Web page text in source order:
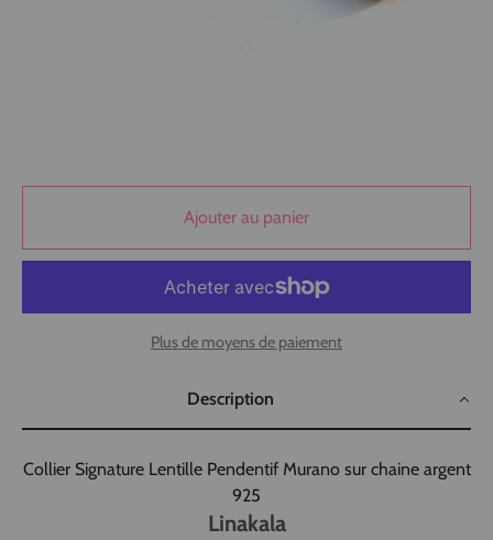
Ajouter au panier
Plus de moyens de paiement
Description
Collier Signature Lentille Pendentif Murano sur chaine argent
925
Linakala